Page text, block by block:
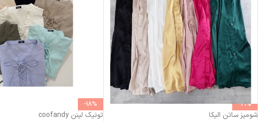
-19%
شومیز ساتن الیکا
-18%
تونیک لینن coofandy